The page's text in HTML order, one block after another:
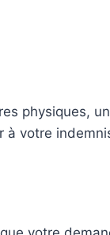
physiques,
à votre